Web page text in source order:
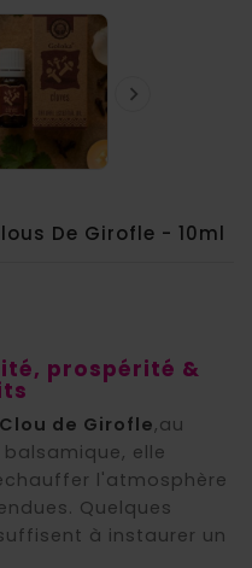

De Girofle - 10ml
prospérité &
Clou de Girofle,au
elle
l'atmosphère
Quelques
à instaurer un